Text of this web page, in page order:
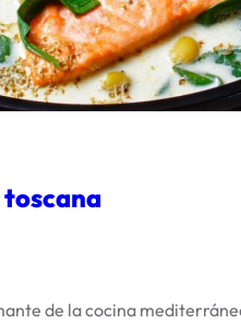
toscana
de la cocina